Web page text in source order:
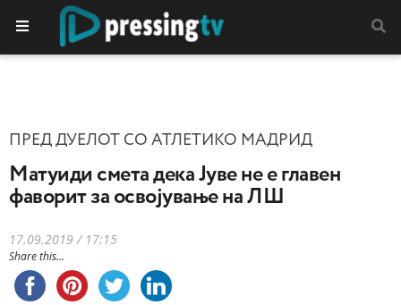
ПРЕД ДУЕЛОТ СО АТЛЕТИКО МАДРИД
Матуиди смета дека Јуве не е главен
фаворит за освојување на ЛШ
17.09.2019 / 17:15
Share this...